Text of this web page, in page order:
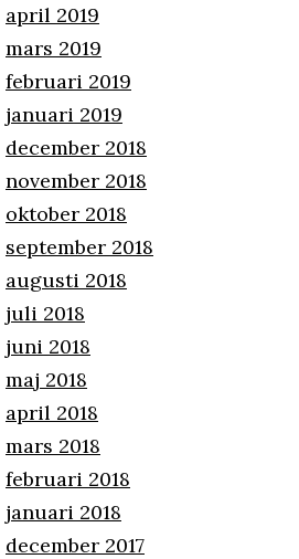
april 2019
mars 2019
februari 2019
januari 2019
december 2018
november 2018
oktober 2018
september 2018
augusti 2018
juli 2018
juni 2018
maj 2018
april 2018
mars 2018
februari 2018
januari 2018
december 2017